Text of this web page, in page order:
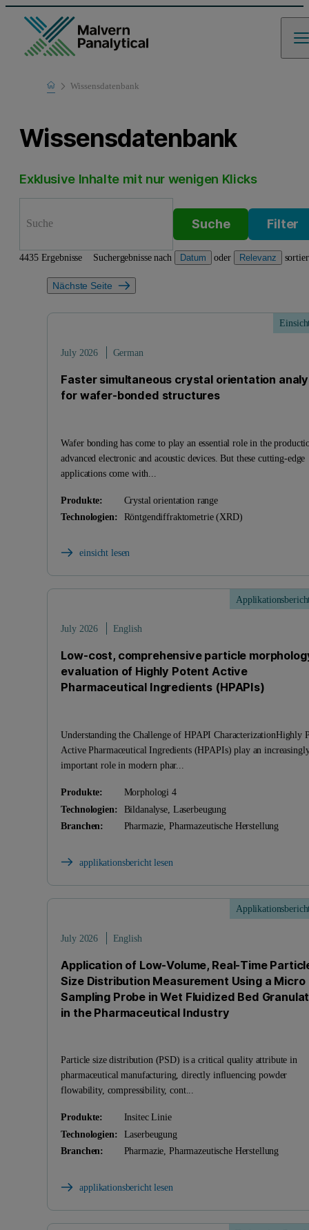
Home
Learn
Wissensdatenbank
Wissensdatenbank
Exklusive Inhalte mit nur wenigen Klicks
Suche Filter
4435 Ergebnisse Suchergebnisse nach Datum oder Relevanz
Nächste Seite
July 2026 German
Faster simultaneous crystal orientation
for wafer-bonded structures
Wafer bonding has come to play an essential role in the
advanced electronic and acoustic devices. But these cutting-edge
applications come with...
Produkte:
Crystal orientation range
Technologien:
Röntgendiffraktometrie (XRD)
einsicht lesen
July 2026 English
Low-cost, comprehensive particle
evaluation of Highly Potent Active
Pharmaceutical Ingredients (HPAPIs)
Understanding the Challenge of HPAPI CharacterizationHighly
Active Pharmaceutical Ingredients (HPAPIs) play an
important role in modern phar...
Produkte:
Morphologi 4
Technologien:
Bildanalyse, Laserbeugung
Branchen:
Pharmazie, Pharmazeutische Herstellung
applikationsbericht lesen
July 2026 English
Application of Low-Volume, Real-Time
Size Distribution Measurement Using a Micro
Sampling Probe in Wet Fluidized Bed
in the Pharmaceutical Industry
Particle size distribution (PSD) is a critical quality attribute in
pharmaceutical manufacturing, directly influencing powder
flowability, compressibility, cont...
Produkte:
Insitec Linie
Technologien:
Laserbeugung
Branchen:
Pharmazie, Pharmazeutische Herstellung
applikationsbericht lesen